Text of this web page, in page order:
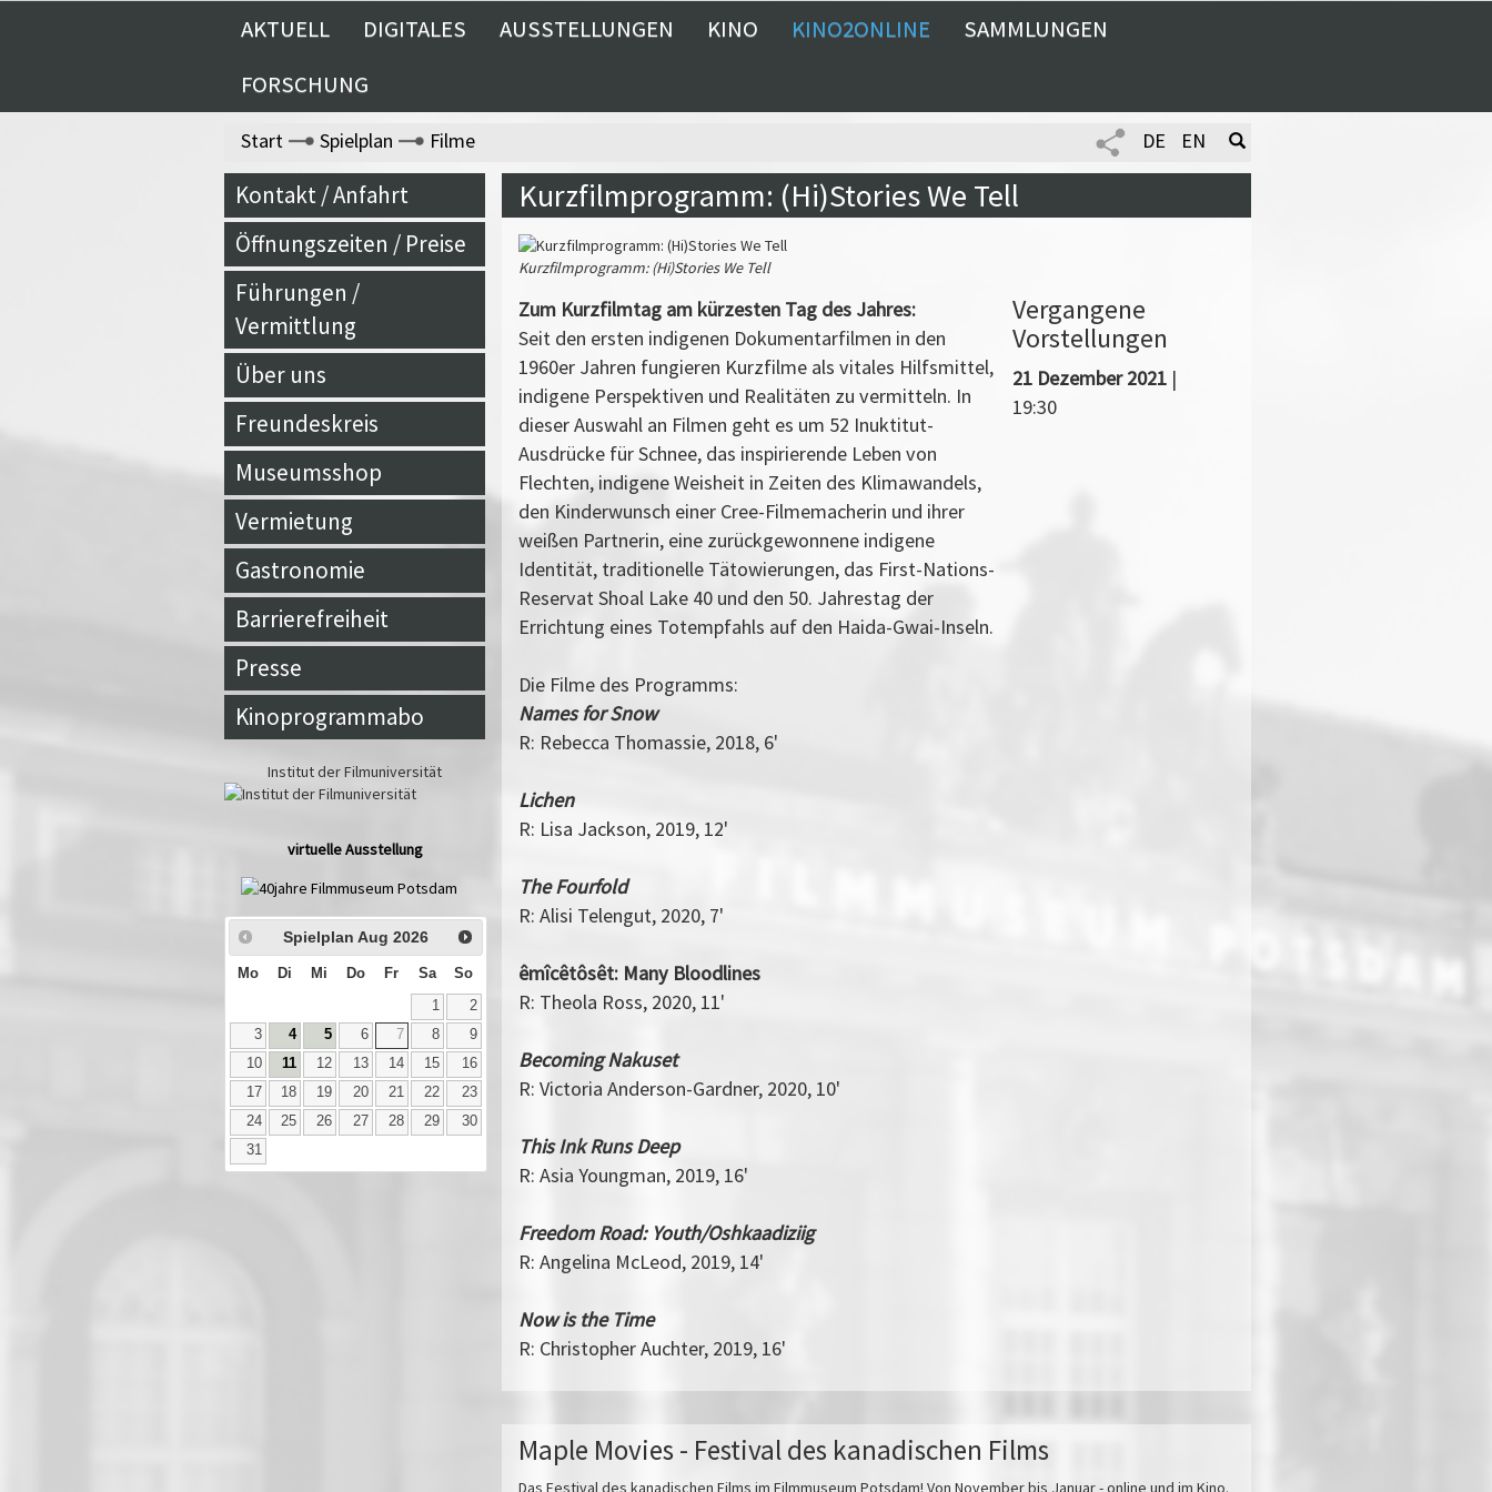
AKTUELL DIGITALES AUSSTELLUNGEN KINO KINO2ONLINE
SAMMLUNGEN
FORSCHUNG
Start Spielplan Filme DE EN
Kontakt / Anfahrt
Öffnungszeiten / Preise
Führungen /
Vermittlung
Über uns
Freundeskreis
Museumsshop
Vermietung
Gastronomie
Barrierefreiheit
Presse
Kinoprogrammabo
Institut der Filmuniversität
virtuelle Ausstellung
Spielplan Aug 2026
Mo Di Mi Do Fr Sa So
1
2
3
4 5 6 7 8
9
10
11 12 13 14 15
16
17
18 19 20 21 22
23
24
25 26 27 28 29
30
31
Kurzfilmprogramm: (Hi)Stories We Tell
Kurzfilmprogramm: (Hi)Stories We Tell
Zum Kurzfilmtag am kürzesten Tag des Jahres:
Seit den ersten indigenen Dokumentarfilmen in den
1960er Jahren fungieren Kurzfilme als vitales Hilfsmittel,
indigene Perspektiven und Realitäten zu ver­mitteln. In
dieser Auswahl an Filmen geht es um 52 Inuktitut-
Ausdrücke für Schnee, das inspirierende Leben von
Flechten, indigene Weisheit in Zeiten des Klimawandels,
den Kinderwunsch einer Cree-Filmemacherin und ihrer
weißen Partnerin, eine zurückgewonnene indigene
Identität, traditionelle Tätowierungen, das First-Nations-
Reservat Shoal Lake 40 und den 50. Jahrestag der
Errichtung eines Totempfahls auf den Haida-Gwai-Inseln.
Die Filme des Programms:
Names for Snow
R: Rebecca Thomassie, 2018, 6'
Lichen
R: Lisa Jackson, 2019, 12'
The Fourfold
R: Alisi Telengut, 2020, 7'
êmîcêtôsêt: Many Bloodlines
R: Theola Ross, 2020, 11'
Becoming Nakuset
R: Victoria Anderson-­Gardner, 2020, 10'
This Ink Runs Deep
R: Asia Youngman, 2019, 16'
Freedom Road: Youth/Oshkaadiziig
R: Angelina McLeod, 2019, 14'
Now is the Time
R: Christopher Auchter, 2019, 16'
Vergangene
Vorstellungen
21 Dezember 2021 |
19:30
Maple Movies - Festival des kanadischen Films
Das Festival des kanadischen Films im Filmmuseum Potsdam! Von November bis Januar - online und im Kino.